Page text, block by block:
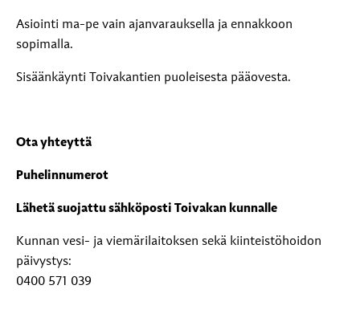
Asiointi ma-pe vain ajanvarauksella ja ennakkoon
sopimalla.
Sisäänkäynti Toivakantien puoleisesta pääovesta.
Ota yhteyttä
Puhelinnumerot
Lähetä suojattu sähköposti Toivakan kunnalle
Kunnan vesi- ja viemärilaitoksen sekä kiinteistöhoidon
päivystys:
0400 571 039